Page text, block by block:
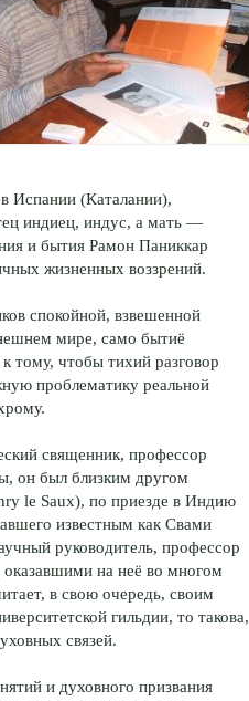
Испании (Каталании),
индиец, индус, а мать —
и бытия Рамон Паниккар
жизненных воззрений.
спокойной, взвешенной
мире, само бытиё
тому, чтобы тихий разговор
проблематику реальной
священник, профессор
он был близким другом
le Saux), по приезде в Индию
известным как Свами
руководитель, профессор
на неё во многом
в свою очередь, своим
гильдии, то такова,
связей.
и духовного призвания